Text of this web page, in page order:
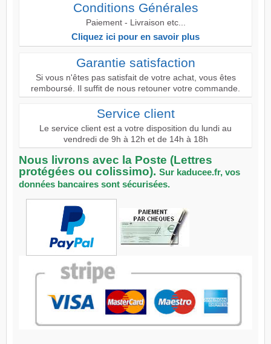
Conditions Générales
Paiement - Livraison etc...
Cliquez ici pour en savoir plus
Garantie satisfaction
Si vous n'êtes pas satisfait de votre achat, vous êtes
remboursé. Il suffit de nous retouner votre commande.
Service client
Le service client est a votre disposition du lundi au
vendredi de 9h à 12h et de 14h à 18h
Nous livrons avec la Poste (Lettres
protégées ou colissimo). Sur kaducee.fr, vos
données bancaires sont sécurisées.